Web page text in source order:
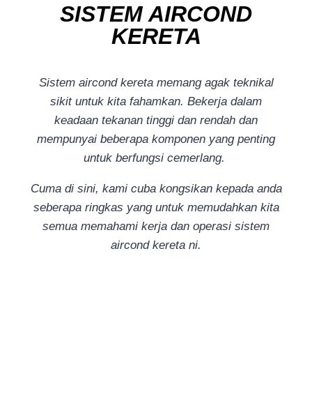
SISTEM AIRCOND
KERETA
Sistem aircond kereta memang agak teknikal
sikit untuk kita fahamkan. Bekerja dalam
keadaan tekanan tinggi dan rendah dan
mempunyai beberapa komponen yang penting
untuk berfungsi cemerlang.
Cuma di sini, kami cuba kongsikan kepada anda
seberapa ringkas yang untuk memudahkan kita
semua memahami kerja dan operasi sistem
aircond kereta ni.